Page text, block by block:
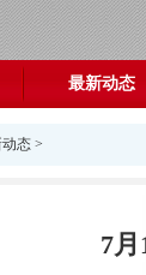
最新动态
态 >
7